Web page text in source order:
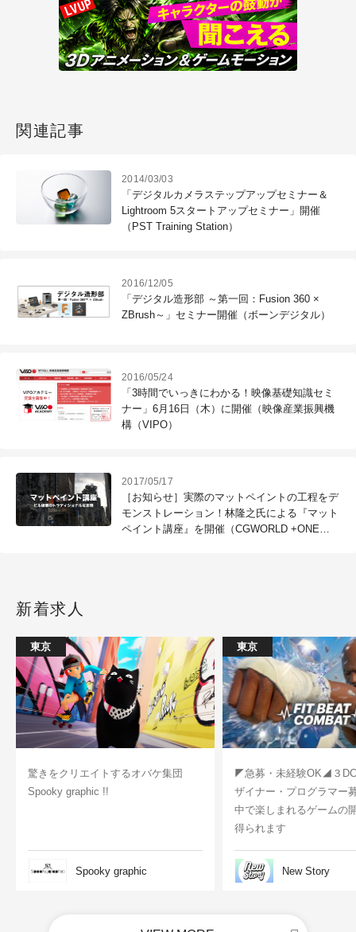
関連記事
2014/03/03
「デジタルカメラステップアップセミナー＆
Lightroom 5スタートアップセミナー」開催
（PST Training Station）
2016/12/05
「デジタル造形部 ～第一回：Fusion 360 ×
ZBrush～」セミナー開催（ボーンデジタル）
2016/05/24
「3時間でいっきにわかる！映像基礎知識セミ
ナー」6月16日（木）に開催（映像産業振興機
構（VIPO）
2017/05/17
［お知らせ］実際のマットペイントの工程をデ
モンストレーション！林隆之氏による『マット
ペイント講座』を開催（CGWORLD +ONE
新着求人
東京
驚きをクリエイトするオバケ集団
Spooky graphic !!
Spooky graphic
東京
◤急募・未経験OK◢３
ザイナー・プログラマー
中で楽しまれるゲームの
得られます
New Story